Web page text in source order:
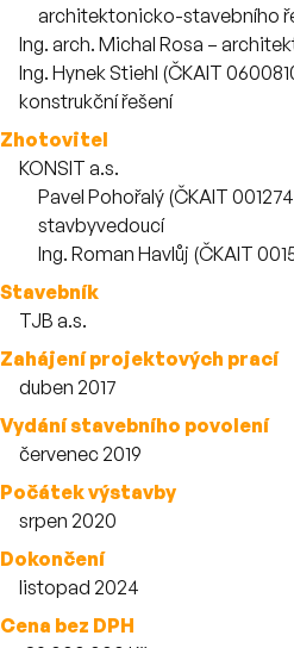
architektonicko-stavebního
Ing. arch. Michal Rosa –
Ing. Hynek Stiehl (ČKAIT
konstrukční řešení
Zhotovitel
KONSIT a.s.
Zaměstnanci
Pavel Pohořalý (ČKAIT
stavbyvedoucí
Ing. Roman Havlůj (ČKAIT
Stavebník
TJB a.s.
Zahájení projektových prací
duben 2017
Vydání stavebního povolení
červenec 2019
Počátek výstavby
srpen 2020
Dokončení
listopad 2024
Cena bez DPH